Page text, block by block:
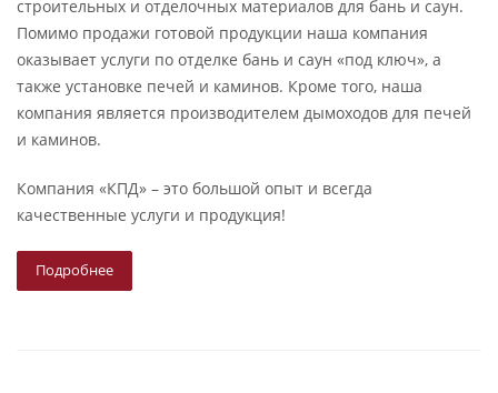
строительных и отделочных материалов для бань и саун.
Помимо продажи готовой продукции наша компания
оказывает услуги по отделке бань и саун «под ключ», а
также установке печей и каминов. Кроме того, наша
компания является производителем дымоходов для печей
и каминов.
Компания «КПД» – это большой опыт и всегда
качественные услуги и продукция!
Подробнее